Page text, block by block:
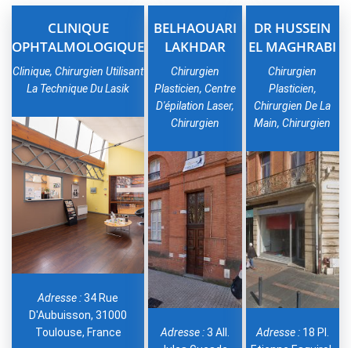
CLINIQUE
OPHTALMOLOGIQUE
Clinique, Chirurgien Utilisant
La Technique Du Lasik
Adresse :34 Rue
D'Aubuisson, 31000
Toulouse, France
BELHAOUARI
LAKHDAR
Chirurgien
Plasticien, Centre
D'épilation Laser,
Chirurgien
Adresse :3 All.
DR HUSSEIN
EL MAGHRABI
Chirurgien
Plasticien,
Chirurgien De La
Main, Chirurgien
Adresse :18 Pl.